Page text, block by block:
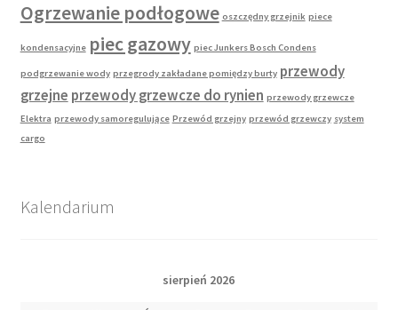
Ogrzewanie podłogowe oszczędny grzejnik piece
kondensacyjne piec gazowy piec Junkers Bosch Condens
podgrzewanie wody przegrody zakładane pomiędzy burty przewody
grzejne przewody grzewcze do rynien przewody grzewcze
Elektra przewody samoregulujące Przewód grzejny przewód grzewczy system
cargo
Kalendarium
sierpień 2026